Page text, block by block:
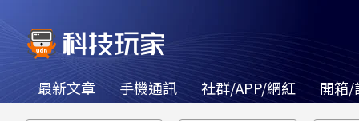
最新文章 手機通訊 社群/APP/網紅 開箱/